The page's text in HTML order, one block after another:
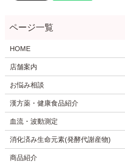
HOME
店舗案内
お悩み相談
漢方薬・健康食品紹介
血流・波動測定
消化済み生命元素(発酵代謝産物)
商品紹介